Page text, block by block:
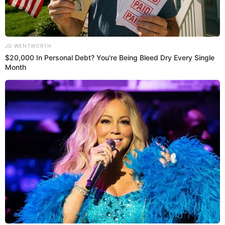
LEE TAMBIÉN:
Cuáles son las propiedades que Alfredo Benavides habría
adquirido con dinero de lavado de activos
Doménico Benavides
Doménico Benavides es el hijos menor de María Fernanda
Ubierna y Alfredo Benavides, hoy en día tiene 21 años de